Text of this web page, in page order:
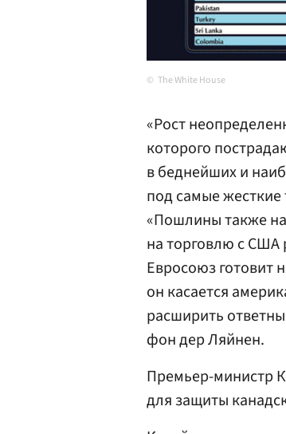
The White House
«Рост
которого
в беднейших и
под самые
«Пошлины также
на торговлю с США
Евросоюз готовит
он касается
расширить
фон дер Ляйнен.
Премьер-министр
для защиты